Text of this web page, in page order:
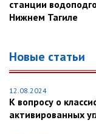
станции
Нижнем Тагиле
Новые статьи
12.08.2024
К вопросу о
активированных